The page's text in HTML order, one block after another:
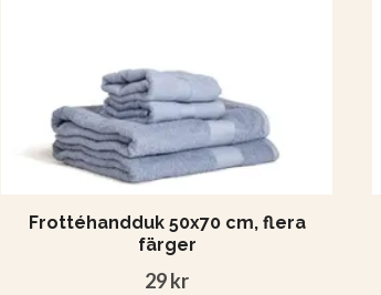
Frottéhandduk 50x70 cm, flera
färger
29 kr